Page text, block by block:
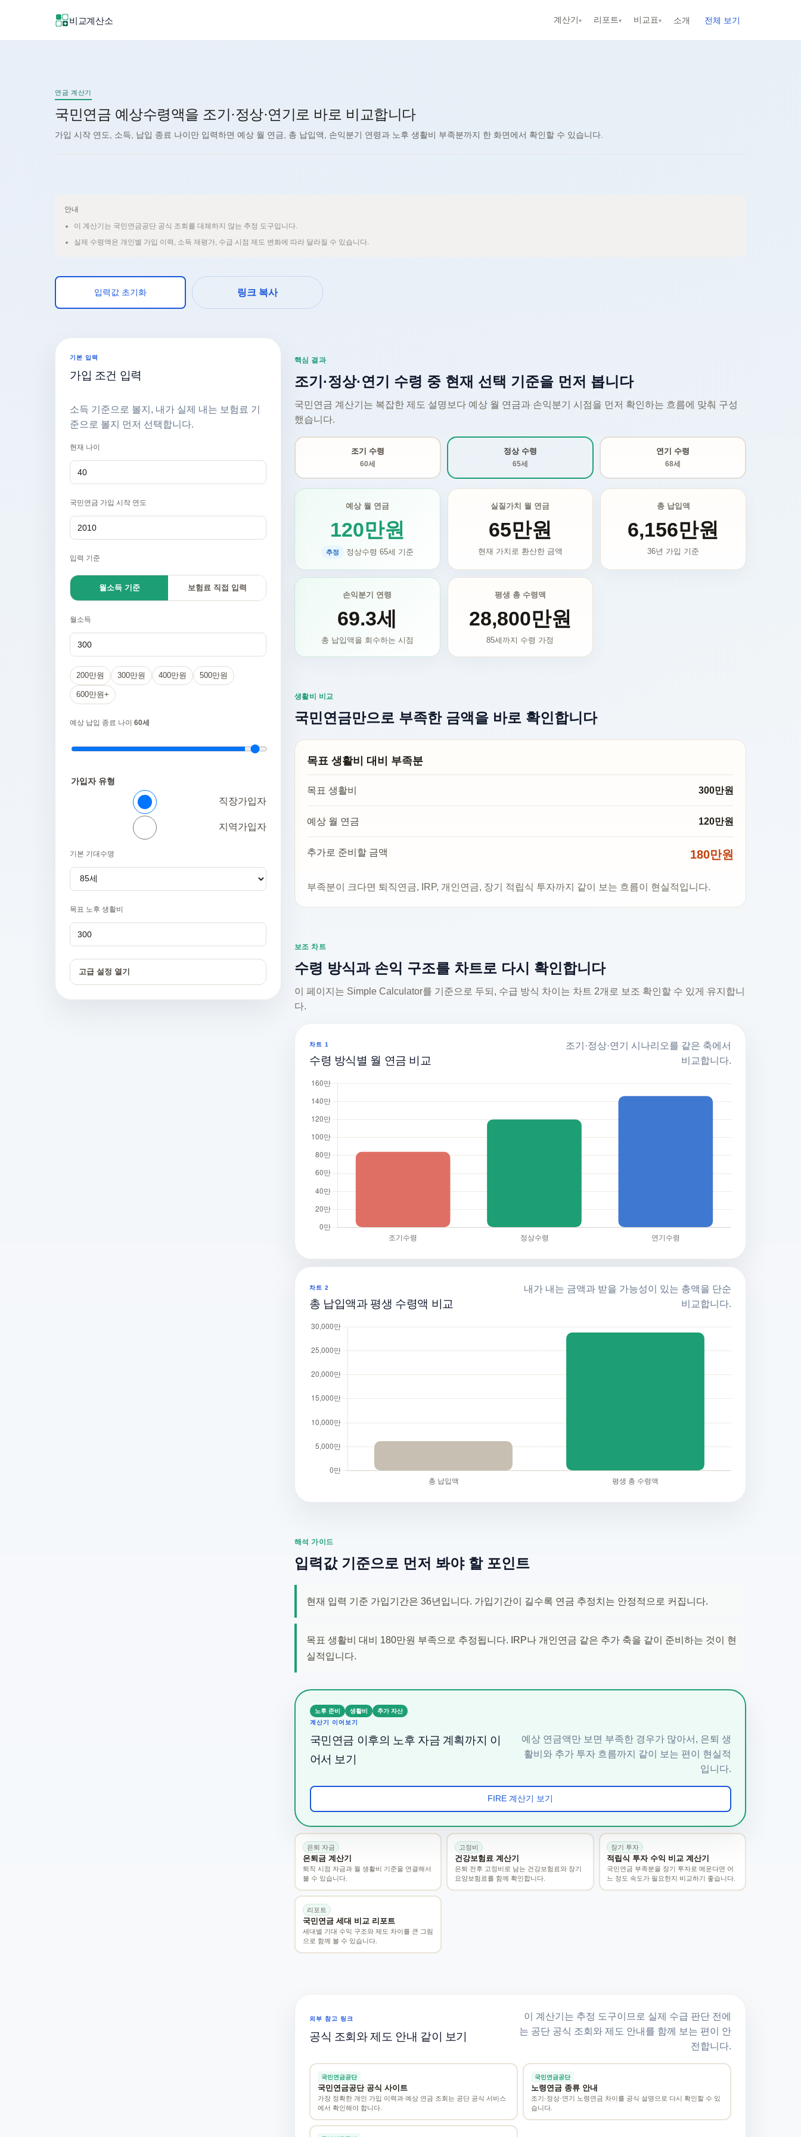
비교계산소 계산기▾ 리포트▾
신규
비교표▾ 소개 전체 보기
연금 계산기
국민연금 예상수령액을 조기·정상·연기로 바로 비교합니다
가입 시작 연도, 소득, 납입 종료 나이만 입력하면 예상 월 연금, 총 납입액, 손익분기 연령과 노후 생활비 부족분까지 한 화면에서 확인할 수 있습니다.
안내
이 계산기는 국민연금공단 공식 조회를 대체하지 않는 추정 도구입니다.
실제 수령액은 개인별 가입 이력, 소득 재평가, 수급 시점 제도 변화에 따라 달라질 수 있습니다.
입력값 초기화 링크 복사
기본 입력
가입 조건 입력
소득 기준으로 볼지, 내가 실제 내는 보험료 기
준으로 볼지 먼저 선택합니다.
현재 나이
국민연금 가입 시작 연도
입력 기준
월소득 기준 보험료 직접 입력
월소득
200만원 300만원 400만원 500만원
600만원+
예상 납입 종료 나이 60세
가입자 유형
직장가입자
지역가입자
기본 기대수명
목표 노후 생활비
고급 설정 열기
핵심 결과
조기·정상·연기 수령 중 현재 선택 기준을 먼저 봅니다
국민연금 계산기는 복잡한 제도 설명보다 예상 월 연금과 손익분기 시점을 먼저 확인하는 흐름에 맞춰 구성
했습니다.
조기 수령
60세
정상 수령
65세
연기 수령
68세
예상 월 연금
120만원
추정 정상수령 65세 기준
실질가치 월 연금
65만원
현재 가치로 환산한 금액
총 납입액
6,156만원
36년 가입 기준
손익분기 연령
69.3세
총 납입액을 회수하는 시점
평생 총 수령액
28,800만원
85세 까지 수령 가정
생활비 비교
국민연금만으로 부족한 금액을 바로 확인합니다
목표 생활비 대비 부족분
목표 생활비 300만원
예상 월 연금 120만원
추가로 준비할 금액 180만원
부족분이 크다면 퇴직연금, IRP, 개인연금, 장기 적립식 투자까지 같이 보는 흐름이 현실적입니다.
보조 차트
수령 방식과 손익 구조를 차트로 다시 확인합니다
이 페이지는 Simple Calculator를 기준으로 두되, 수급 방식 차이는 차트 2개로 보조 확인할 수 있게 유지합니
다.
차트 1
수령 방식별 월 연금 비교
조기·정상·연기 시나리오를 같은 축에서
비교합니다.
차트 2
총 납입액과 평생 수령액 비교
내가 내는 금액과 받을 가능성이 있는 총액을 단순
비교합니다.
해석 가이드
입력값 기준으로 먼저 봐야 할 포인트
현재 입력 기준 가입기간은 36년입니다. 가입기간이 길수록 연금 추정치는 안정적으로 커집니다.
목표 생활비 대비 180만원 부족으로 추정됩니다. IRP나 개인연금 같은 추가 축을 같이 준비하는 것이 현
실적입니다.
노후 준비 생활비
추가 자산
계산기 이어보기
국민연금 이후의 노후 자금 계획까지 이
어서 보기
예상 연금액만 보면 부족한 경우가 많아서, 은퇴 생
활비와 추가 투자 흐름까지 같이 보는 편이 현실적
입니다.
FIRE 계산기 보기
은퇴 자금
은퇴금 계산기
퇴직 시점 자금과 월 생활비 기준을 연결해서
볼 수 있습니다.
고정비
건강보험료 계산기
은퇴 전후 고정비로 남는 건강보험료와 장기
요양보험료를 함께 확인합니다.
장기 투자
적립식 투자 수익 비교 계산기
국민연금 부족분을 장기 투자로 메운다면 어
느 정도 속도가 필요한지 비교하기 좋습니다.
리포트
국민연금 세대 비교 리포트
세대별 기대 수익 구조와 제도 차이를 큰 그림
으로 함께 볼 수 있습니다.
외부 참고 링크
공식 조회와 제도 안내 같이 보기
이 계산기는 추정 도구이므로 실제 수급 판단 전에
는 공단 공식 조회와 제도 안내를 함께 보는 편이 안
전합니다.
국민연금공단
국민연금공단 공식 사이트
가장 정확한 개인 가입 이력과 예상 연금 조회는 공단 공식 서비스
에서 확인해야 합니다.
국민연금공단
노령연금 종류 안내
조기·정상·연기 노령연금 차이를 공식 설명으로 다시 확인할 수 있
습니다.